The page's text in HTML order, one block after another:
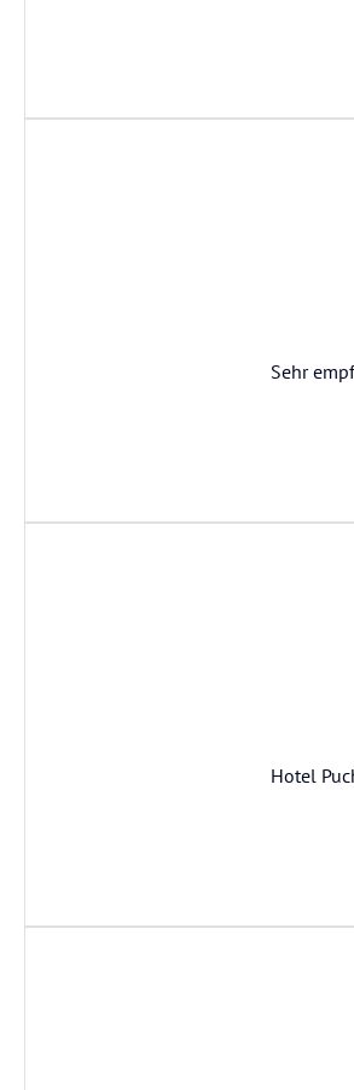
Sehr
Hotel